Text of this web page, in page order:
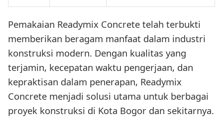
Pemakaian Readymix Concrete telah terbukti
memberikan beragam manfaat dalam industri
konstruksi modern. Dengan kualitas yang
terjamin, kecepatan waktu pengerjaan, dan
kepraktisan dalam penerapan, Readymix
Concrete menjadi solusi utama untuk berbagai
proyek konstruksi di Kota Bogor dan sekitarnya.